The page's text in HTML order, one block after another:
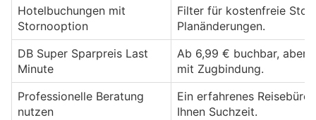
Hotelbuchungen mit
Stornooption
Filter für kostenfreie
Planänderungen.
DB Super Sparpreis Last
Minute
Ab 6,99 € buchbar, aber
mit Zugbindung.
Professionelle Beratung
nutzen
Ein erfahrenes
Ihnen Suchzeit.